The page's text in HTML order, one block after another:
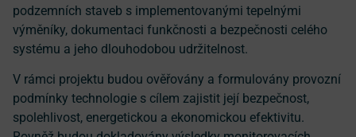
podzemních staveb s implementovanými tepelnými
výměníky, dokumentaci funkčnosti a bezpečnosti celého
systému a jeho dlouhodobou udržitelnost.
V rámci projektu budou ověřovány a formulovány provozní
podmínky technologie s cílem zajistit její bezpečnost,
spolehlivost, energetickou a ekonomickou efektivitu.